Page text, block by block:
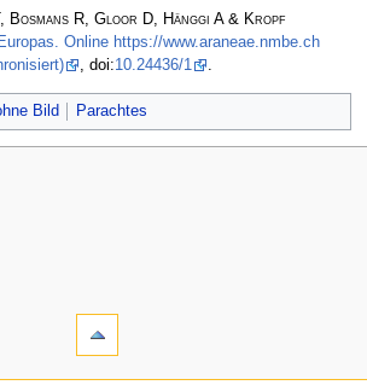
Bosmans R, Gloor D, Hänggi A & Kropf
Online https://www.araneae.nmbe.ch
, doi:10.24436/1 .
Bild Parachtes